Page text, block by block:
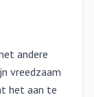
andere
vreedzaam
het aan te